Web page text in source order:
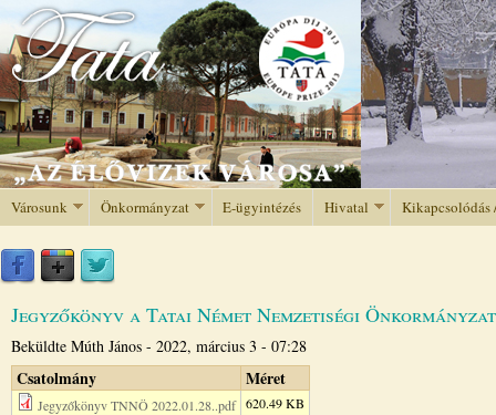
Jump to navigation
Városunk Önkormányzat E-ügyintézés Hivatal Kikapcsolódás
Jegyzőkönyv a Tatai Német Nemzetiségi
Beküldte Múth János - 2022, március 3 - 07:28
Csatolmány Méret
Jegyzőkönyv TNNÖ 2022.01.28..pdf 620.49 KB